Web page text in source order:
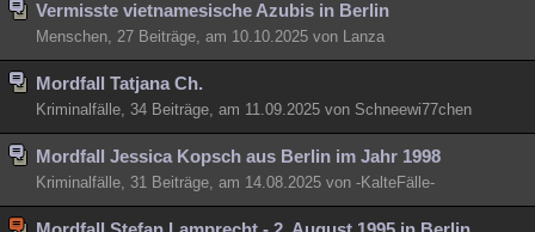
Vermisste vietnamesische Azubis in Berlin
Menschen, 27 Beiträge, am 10.10.2025 von Lanza
Mordfall Tatjana Ch.
Kriminalfälle, 34 Beiträge, am 11.09.2025 von Schneewi77chen
Mordfall Jessica Kopsch aus Berlin im Jahr 1998
Kriminalfälle, 31 Beiträge, am 14.08.2025 von -KalteFälle-